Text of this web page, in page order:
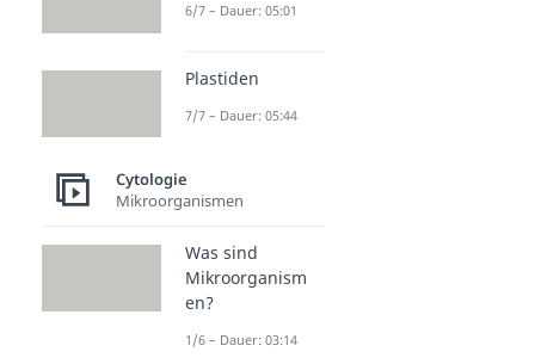
6/7 – Dauer: 05:01
Plastiden
7/7 – Dauer: 05:44
Cytologie
Mikroorganismen
Was sind
Mikroorganism
en?
1/6 – Dauer: 03:14